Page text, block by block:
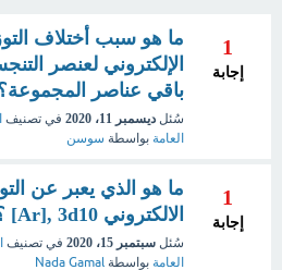
1
إجابة
ما هو سبب أختلاف
الإلكتروني لعنصر
باقي عناصر
سُئل ديسمبر 11، 2020 في تصنيف
العامة بواسطة سوسن
1
إجابة
ما هو الذي يعبر عن
الالكتروني Ar], 3d10] ؟
سُئل سبتمبر 15، 2020 في تصنيف
العامة بواسطة Nada Gamal